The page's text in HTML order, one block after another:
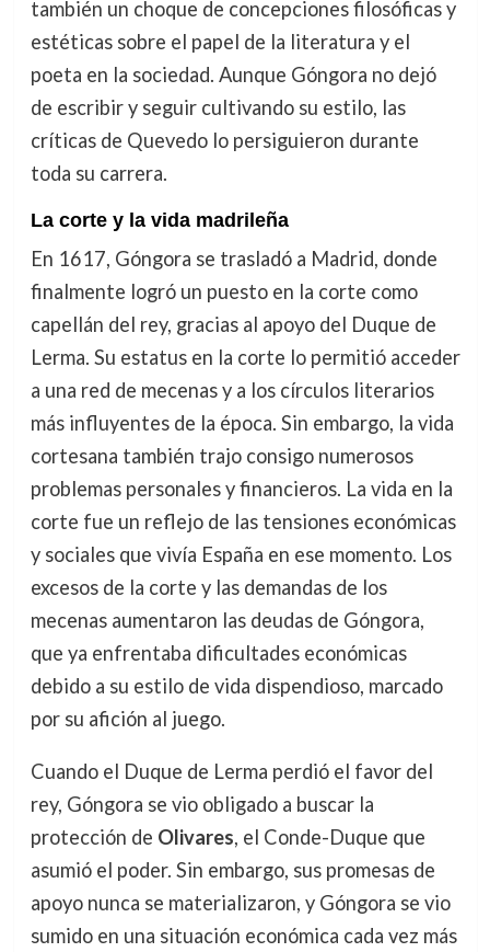
también un choque de concepciones filosóficas y
estéticas sobre el papel de la literatura y el
poeta en la sociedad. Aunque Góngora no dejó
de escribir y seguir cultivando su estilo, las
críticas de Quevedo lo persiguieron durante
toda su carrera.
La corte y la vida madrileña
En 1617, Góngora se trasladó a Madrid, donde
finalmente logró un puesto en la corte como
capellán del rey, gracias al apoyo del Duque de
Lerma. Su estatus en la corte lo permitió acceder
a una red de mecenas y a los círculos literarios
más influyentes de la época. Sin embargo, la vida
cortesana también trajo consigo numerosos
problemas personales y financieros. La vida en la
corte fue un reflejo de las tensiones económicas
y sociales que vivía España en ese momento. Los
excesos de la corte y las demandas de los
mecenas aumentaron las deudas de Góngora,
que ya enfrentaba dificultades económicas
debido a su estilo de vida dispendioso, marcado
por su afición al juego.
Cuando el Duque de Lerma perdió el favor del
rey, Góngora se vio obligado a buscar la
protección de Olivares, el Conde-Duque que
asumió el poder. Sin embargo, sus promesas de
apoyo nunca se materializaron, y Góngora se vio
sumido en una situación económica cada vez más